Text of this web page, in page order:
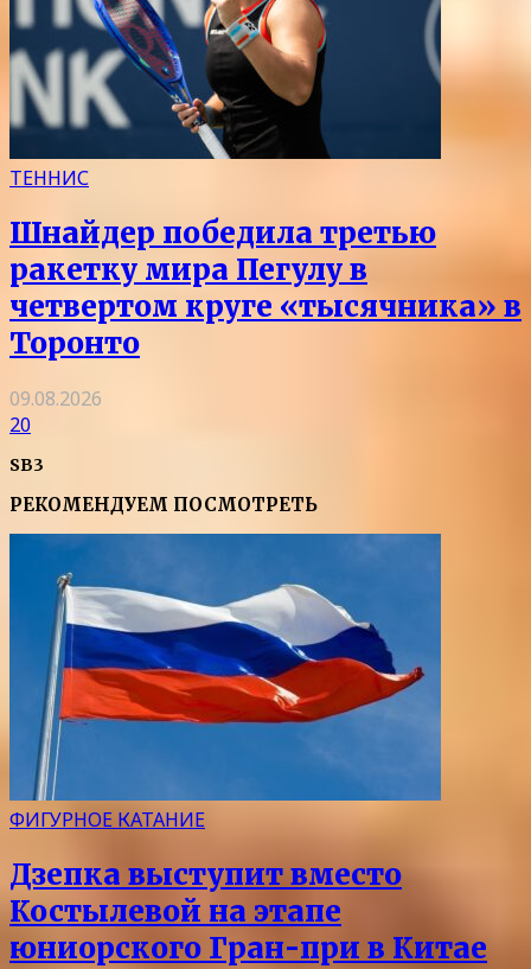
ТЕННИС
Шнайдер победила третью
ракетку мира Пегулу в
четвертом круге «тысячника» в
Торонто
09.08.2026
20
SB3
РЕКОМЕНДУЕМ ПОСМОТРЕТЬ
ФИГУРНОЕ КАТАНИЕ
Дзепка выступит вместо
Костылевой на этапе
юниорского Гран-при в Китае